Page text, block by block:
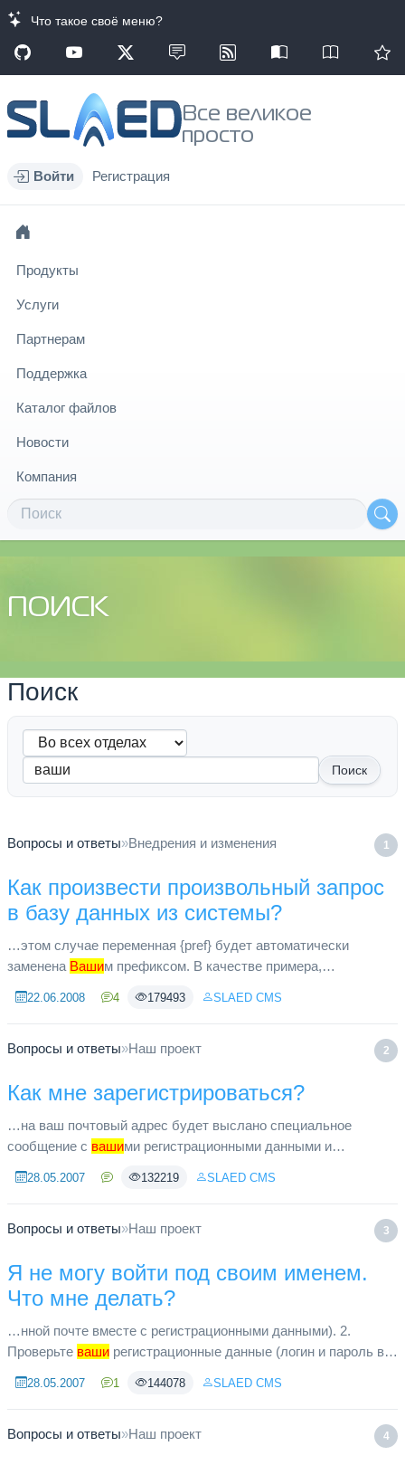
Что такое своё меню?
Все великое
просто
Войти Регистрация
Продукты
Услуги
Партнерам
Поддержка
Каталог файлов
Новости
Компания
ПОИСК
Поиск
Поиск
1
Вопросы и ответы»Внедрения и изменения
Как произвести произвольный запрос
в базу данных из системы?
…этом случае переменная {pref} будет автоматически
заменена Вашим префиксом. В качестве примера,
зарегистрированных пользователей, не посещав...
22.06.2008 4 179493 SLAED CMS
2
Вопросы и ответы»Наш проект
Как мне зарегистрироваться?
…на ваш почтовый адрес будет выслано специальное
сообщение с вашими регистрационными данными и
необходимо в течение 24 часов ...
28.05.2007 132219 SLAED CMS
3
Вопросы и ответы»Наш проект
Я не могу войти под своим именем.
Что мне делать?
…нной почте вместе с регистрационными данными). 2.
Проверьте ваши регистрационные данные (логин и пароль в
и в каком реги...
28.05.2007 1 144078 SLAED CMS
4
Вопросы и ответы»Наш проект